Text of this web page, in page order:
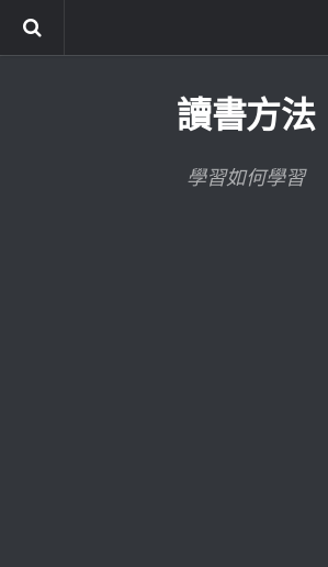
讀書方法
學習如何學習